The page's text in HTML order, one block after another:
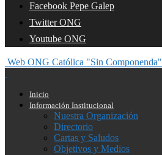
Facebook Pepe Galep
Twitter ONG
Youtube ONG
Web ONG Católica "Sin Componenda"
Inicio
Información Institucional
Nuestra Organización
Directorio
Cartas y Saludos
Objetivos y Medios